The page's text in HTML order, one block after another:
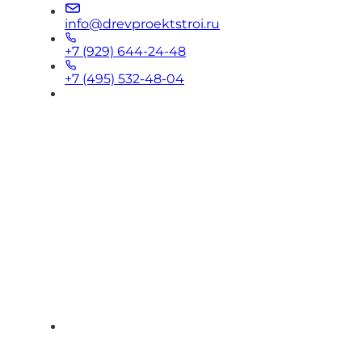
info@drevproektstroi.ru
+7 (929) 644-24-48
+7 (495) 532-48-04